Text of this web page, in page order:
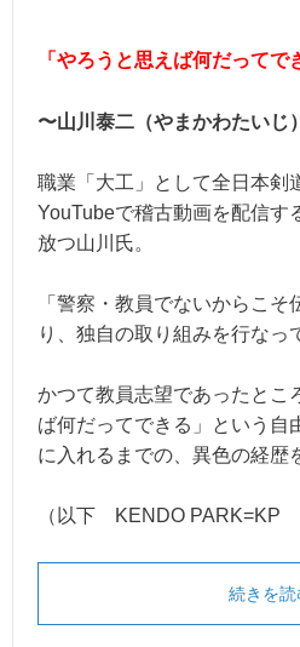
「やろうと思えば何だってで
〜山川泰二（やまかわたいじ
職業「大工」として全日本剣
YouTubeで稽古動画を配信す
放つ山川氏。
「警察・教員でないからこ
り、独自の取り組みを行なっ
かつて教員志望であったとこ
ば何だってできる」という自
に入れるまでの、異色の経歴
（以下 KENDO PARK=KP
続きを読